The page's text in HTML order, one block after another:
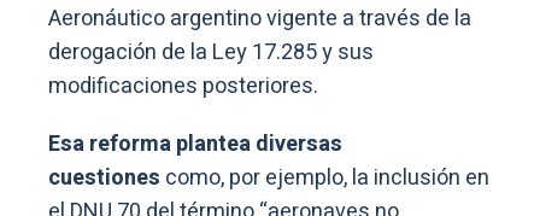
Aeronáutico argentino vigente a través de la
derogación de la Ley 17.285 y sus
modificaciones posteriores.
Esa reforma plantea diversas
cuestiones como, por ejemplo, la inclusión en